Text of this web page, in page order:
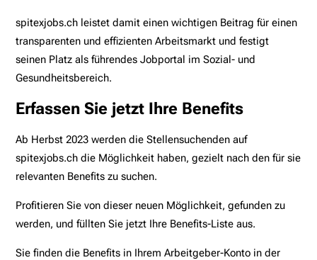
spitexjobs.ch leistet damit einen wichtigen Beitrag für einen
transparenten und effizienten Arbeitsmarkt und festigt
seinen Platz als führendes Jobportal im Sozial- und
Gesundheitsbereich.
Erfassen Sie jetzt Ihre Benefits
Ab Herbst 2023 werden die Stellensuchenden auf
spitexjobs.ch die Möglichkeit haben, gezielt nach den für sie
relevanten Benefits zu suchen.
Profitieren Sie von dieser neuen Möglichkeit, gefunden zu
werden, und füllten Sie jetzt Ihre Benefits-Liste aus.
Sie finden die Benefits in Ihrem Arbeitgeber-Konto in der